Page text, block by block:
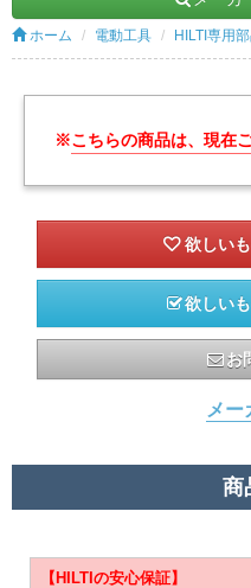
ホーム 電動工具 HILTI専用
※こちらの商品は、現在
欲しい
お
メー
商
【HILTIの安心保証】